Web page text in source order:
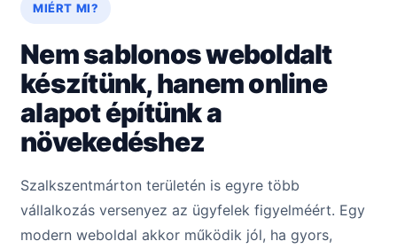
MIÉRT MI?
Nem sablonos weboldalt
készítünk, hanem online
alapot építünk a
növekedéshez
Szalkszentmárton területén is egyre több
vállalkozás versenyez az ügyfelek figyelméért. Egy
modern weboldal akkor működik jól, ha gyors,